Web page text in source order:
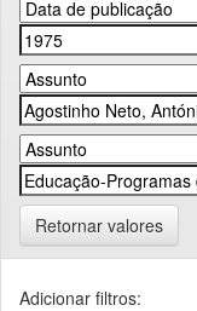
Retornar valores
Adicionar filtros: